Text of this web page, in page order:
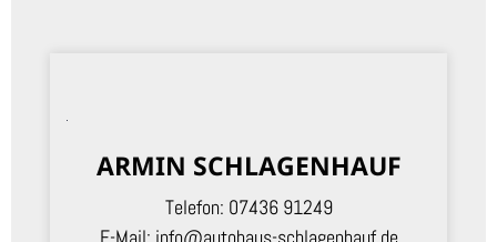
ARMIN SCHLAGENHAUF
Telefon: 07436 91249